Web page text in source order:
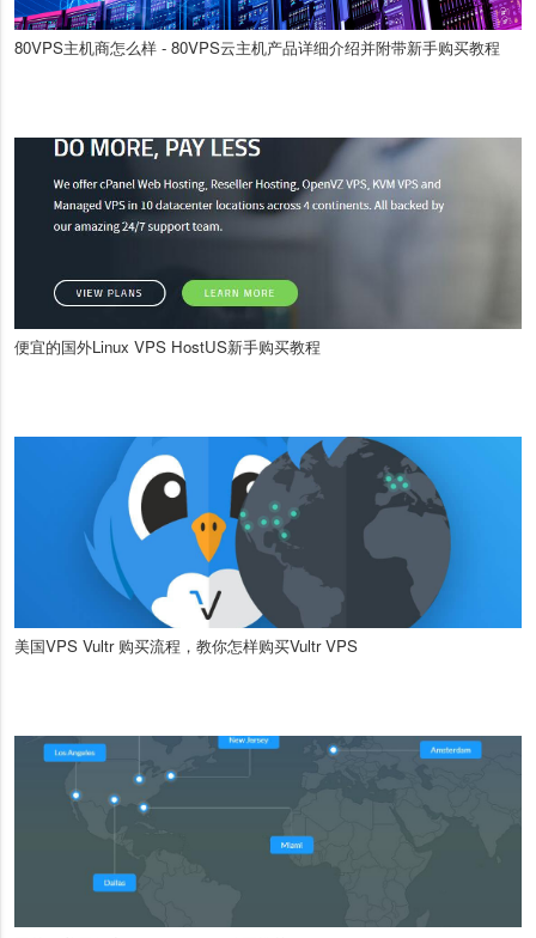
80VPS主机商怎么样 - 80VPS云主机产品详细介绍并附带新手购买教程
便宜的国外Linux VPS HostUS新手购买教程
美国VPS Vultr 购买流程，教你怎样购买Vultr VPS